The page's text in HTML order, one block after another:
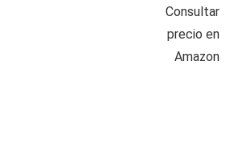
Consultar
precio en
Amazon